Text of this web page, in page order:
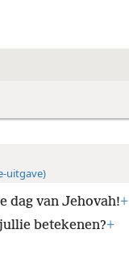
uitgave)
dag van Jehovah!+
betekenen?+